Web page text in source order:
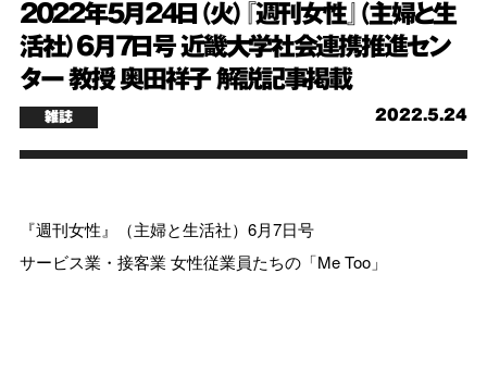
2022年5月24日（火）『週刊女性』（主婦と生
活社）6月7日号 近畿大学社会連携推進セン
ター 教授 奥田祥子 解説記事掲載
2022.5.24
雑誌
『週刊女性』（主婦と生活社）6月7日号
サービス業・接客業 女性従業員たちの「Me Too」